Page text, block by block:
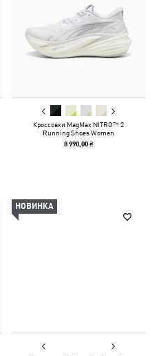
Кроссовки MagMax NITRO™ 2
Running Shoes Women
8 990,00 ₴
НОВИНКА